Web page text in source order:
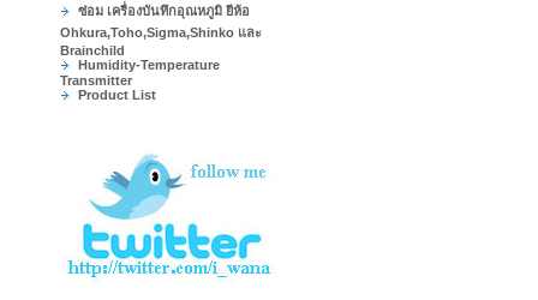
ซ่อม เครื่องบันทึกอุณหภูมิ ยีห้อ
Ohkura,Toho,Sigma,Shinko และ
Brainchild
Humidity-Temperature
Transmitter
Product List